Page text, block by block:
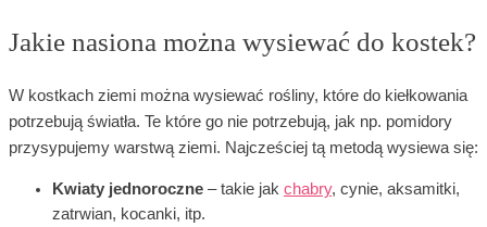
Jakie nasiona można wysiewać do kostek?
W kostkach ziemi można wysiewać rośliny, które do kiełkowania
potrzebują światła. Te które go nie potrzebują, jak np. pomidory
przysypujemy warstwą ziemi. Najcześciej tą metodą wysiewa się:
Kwiaty jednoroczne – takie jak chabry, cynie, aksamitki,
zatrwian, kocanki, itp.